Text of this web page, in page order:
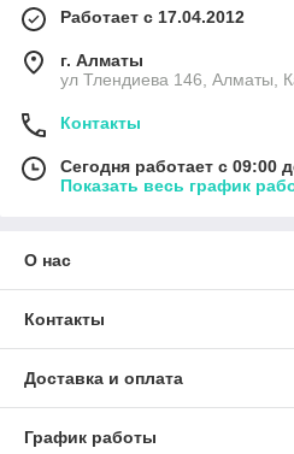
Работает с 17.04.2012
г. Алматы
ул Тлендиева 146, Алматы,
Контакты
Сегодня работает с 09:00
Показать весь график
О нас
Контакты
Доставка и оплата
График работы